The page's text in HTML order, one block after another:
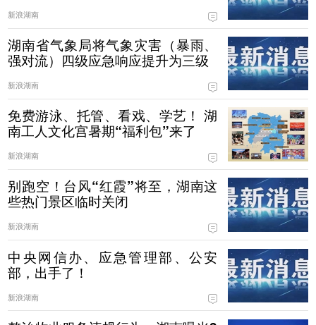
新浪湖南
湖南省气象局将气象灾害（暴雨、
强对流）四级应急响应提升为三级
新浪湖南
免费游泳、托管、看戏、学艺！ 湖
南工人文化宫暑期“福利包”来了
新浪湖南
别跑空！台风“红霞”将至，湖南这
些热门景区临时关闭
新浪湖南
中央网信办、应急管理部、公安
部，出手了！
新浪湖南